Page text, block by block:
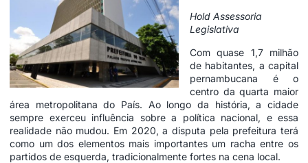
Hold Assessoria
Legislativa
Com quase 1,7 milhão
de habitantes, a capital
pernambucana é o
centro da quarta maior
área metropolitana do País. Ao longo da história, a cidade
sempre exerceu influência sobre a política nacional, e essa
realidade não mudou. Em 2020, a disputa pela prefeitura terá
como um dos elementos mais importantes um racha entre os
partidos de esquerda, tradicionalmente fortes na cena local.